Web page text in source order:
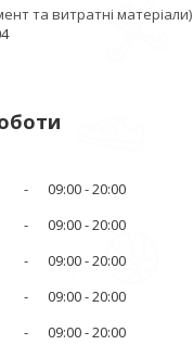
та витратні матеріали)
09:00 20:00
09:00 20:00
09:00 20:00
09:00 20:00
09:00 20:00